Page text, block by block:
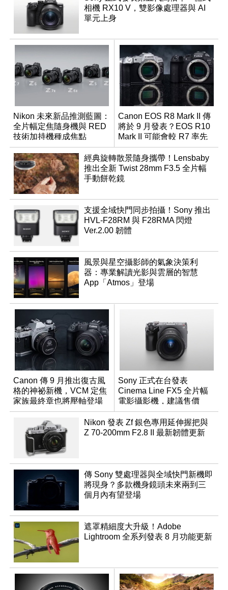
相機 RX10 V，雙影像處理器與 AI
單元上身
Nikon 未來新品推測藍圖：
全片幅定焦隨身機與 RED
技術加持機種成焦點
Canon EOS R8 Mark II 傳
將於 9 月發表？EOS R10
Mark II 可能會較 R7 率先
推出
經典旋轉散景隨身攜帶！Lensbaby
推出全新 Twist 28mm F3.5 全片幅
手動餅乾鏡
支援全域快門同步拍攝！Sony 推出
HVL-F28RM 與 F28RMA 閃燈
Ver.2.00 韌體
風景與星空攝影師的氣象決策利
器：專業解讀光影與雲層的智慧
App「Atmos」登場
Canon 傳 9 月推出復古風
格的神祕新機，VCM 定焦
家族最終章也將壓軸登場
Sony 正式在台發表
Cinema Line FX5 全片幅
電影攝影機，建議售價
NT$144,980
Nikon 發表 Zf 銀色專用延伸握把與
Z 70-200mm F2.8 II 最新韌體更新
傳 Sony 雙處理器與全域快門新機即
將現身？多款機身鏡頭未來兩到三
個月內有望登場
遮罩精細度大升級！Adobe
Lightroom 全系列發表 8 月功能更新